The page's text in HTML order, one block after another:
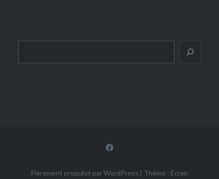
Facebook
Fièrement propulsé par WordPress | Thème : Écran